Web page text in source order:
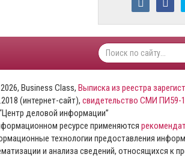
Business Class, Выписка из реестра
(интернет-сайт), свидетельство СМИ ПИ59-
деловой информации”
ресурсе применяются
технологии предоставления
и анализа сведений, относящихся к